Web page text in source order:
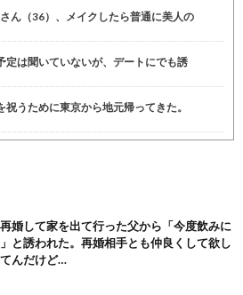
さん（36）、メイクしたら普通に美人の
定は聞いていないが、デートにでも誘
祝うために東京から地元帰ってきた。
死亡（30日午前6:30時点）
して── ちゅっちゅしながらの濃厚エッ...
場面も高評価「パリピ」続編への期待が高...
婚して家を出て行った父から「今度飲みに
と誘われた。再婚相手とも仲良くして欲し
んだけど…